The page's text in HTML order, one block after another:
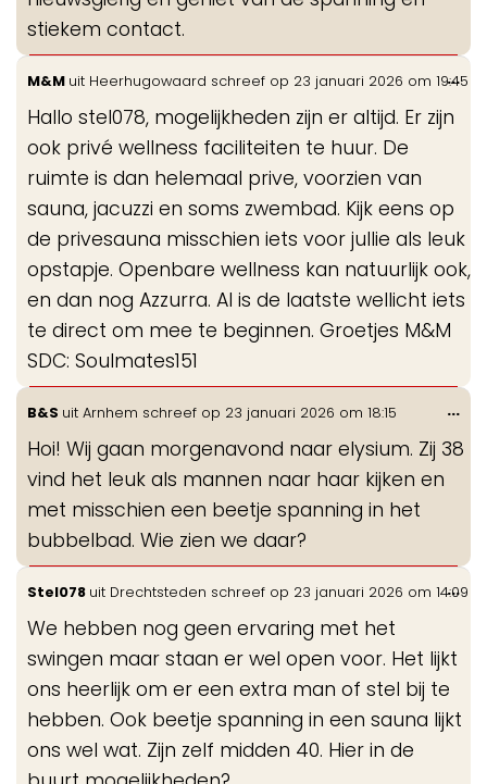
stiekem contact.
M&M uit Heerhugowaard schreef op 23 januari 2026 om 19:45
Hallo stel078, mogelijkheden zijn er altijd. Er zijn
ook privé wellness faciliteiten te huur. De
ruimte is dan helemaal prive, voorzien van
sauna, jacuzzi en soms zwembad. Kijk eens op
de privesauna misschien iets voor jullie als leuk
opstapje. Openbare wellness kan natuurlijk ook,
en dan nog Azzurra. Al is de laatste wellicht iets
te direct om mee te beginnen. Groetjes M&M
SDC: Soulmates151
...
B&S uit Arnhem schreef op 23 januari 2026 om 18:15
Hoi! Wij gaan morgenavond naar elysium. Zij 38
vind het leuk als mannen naar haar kijken en
met misschien een beetje spanning in het
bubbelbad. Wie zien we daar?
...
Stel078 uit Drechtsteden schreef op 23 januari 2026 om 14:09
We hebben nog geen ervaring met het
swingen maar staan er wel open voor. Het lijkt
ons heerlijk om er een extra man of stel bij te
hebben. Ook beetje spanning in een sauna lijkt
ons wel wat. Zijn zelf midden 40. Hier in de
...